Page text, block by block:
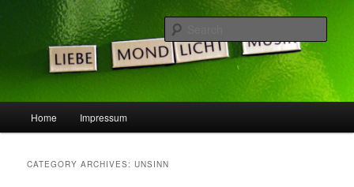
LeSpocky.de :: Blog
Die Idee ist gut, doch die Welt noch nicht bereit …
Home Impressum
CATEGORY ARCHIVES:UNSINN